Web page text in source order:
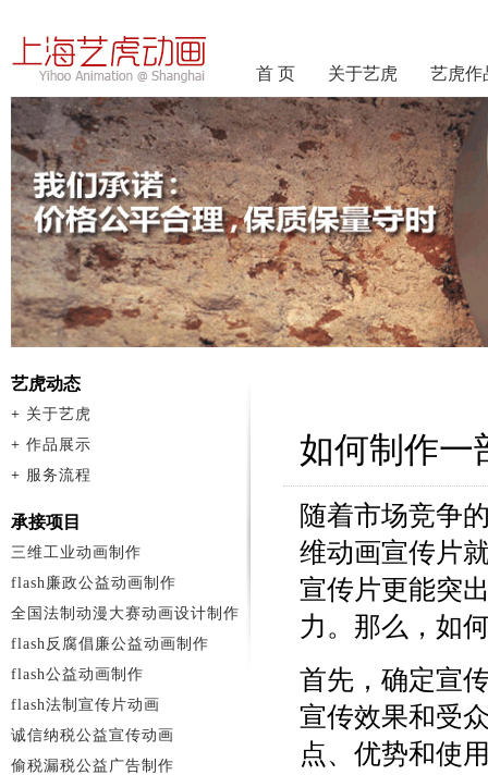
首 页 关于艺虎 艺虎作
如何制作一
随着市场竞争
维动画宣传片
宣传片更能突
力。那么，如
首先，确定宣
宣传效果和受
点、优势和使
艺虎动态
+ 关于艺虎
+ 作品展示
+ 服务流程
承接项目
三维工业动画制作
flash廉政公益动画制作
全国法制动漫大赛动画设计制作
flash反腐倡廉公益动画制作
flash公益动画制作
flash法制宣传片动画
诚信纳税公益宣传动画
偷税漏税公益广告制作